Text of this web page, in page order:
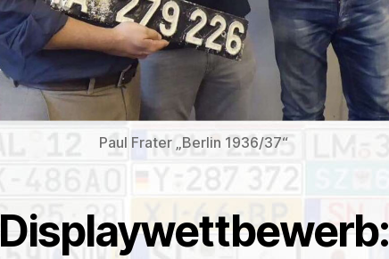
Paul Frater „Berlin 1936/37“
Displaywettbewerb: